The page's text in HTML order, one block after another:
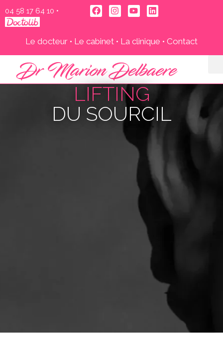
04 58 17 64 10‬ •
Le docteur • Le cabinet • La clinique • Contact
LIFTING
DU SOURCIL